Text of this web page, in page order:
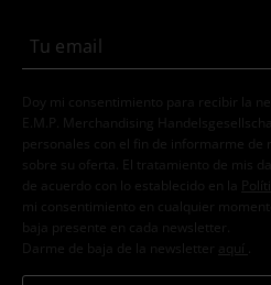
Doy mi consentimiento para recibir la
E.M.P. Merchandising
personales con el fin de informarme de
sobre su oferta. El tratamiento de mis
de acuerdo con lo establecido en la
mi consentimiento en cualquier
baja presente en cada newsletter.
Darme de baja de la newsletter
aquí